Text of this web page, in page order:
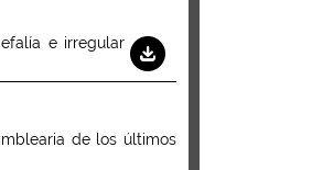
e irregular
de los últimos